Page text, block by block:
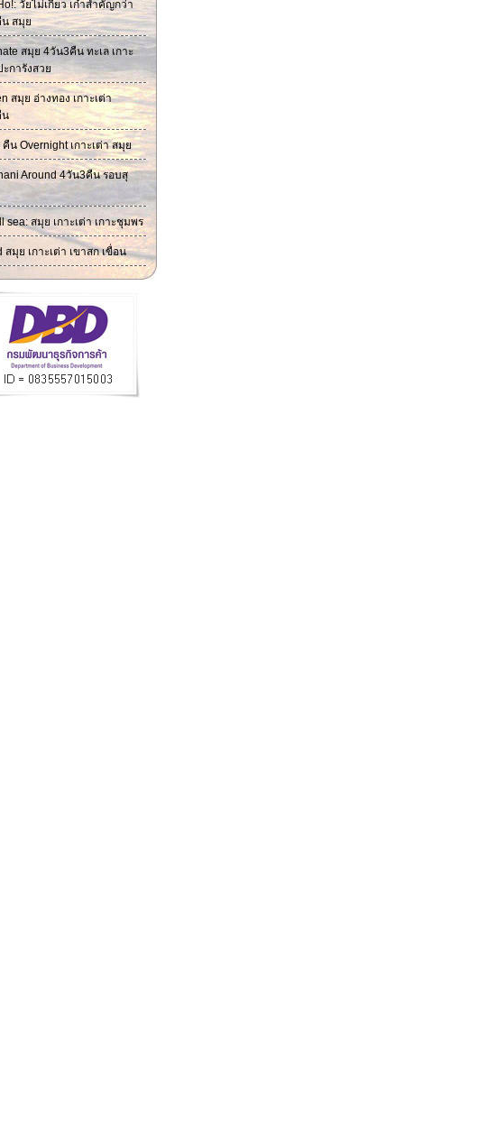
วัยไม่เกี่ยว เก๋าสำคัญกว่า
สมุย
สมุย 4วัน3คืน ทะเล เกาะ
การังสวย
สมุย อ่างทอง เกาะเต่า
น
น Overnight เกาะเต่า สมุย
Around 4วัน3คืน รอบสุ
sea: สมุย เกาะเต่า เกาะชุมพร
สมุย เกาะเต่า เขาสก เขื่อน